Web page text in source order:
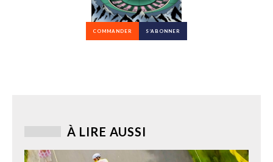
COMMANDER S’ABONNER
À LIRE AUSSI